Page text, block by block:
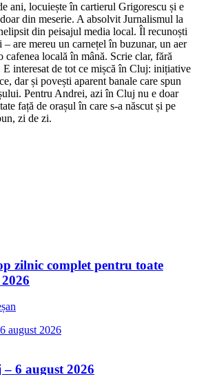
ani, locuiește în cartierul Grigorescu și e
din meserie. A absolvit Jurnalismul la
din peisajul media local. Îl recunoști
are mereu un carnețel în buzunar, un aer
cafenea locală în mână. Scrie clar, fără
interesat de tot ce mișcă în Cluj: inițiative
dar și povești aparent banale care spun
Pentru Andrei, azi în Cluj nu e doar
față de orașul în care s-a născut și pe
zi de zi.
zilnic complet pentru toate
6 august 2026